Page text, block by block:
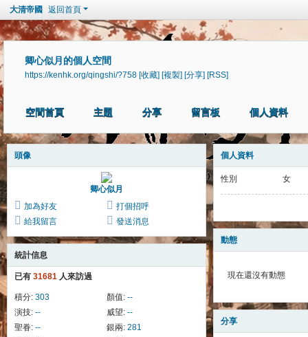
大清帝國 返回首頁
卿心似月的個人空間
https://kenhk.org/qingshi/?758 [收藏] [複製] [分享] [RSS]
空間首頁 主題 分享 留言板 個人資料
頭像
卿心似月
加為好友
打個招呼
給我留言
發送消息
統計信息
已有 31681 人來訪過
積分: 303 顏值: --
演技: -- 威望: --
聖眷: -- 銀兩: 281
個人資料
性別 女
動態
現在還沒有動態
分享